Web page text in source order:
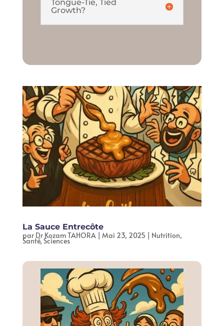
Tongue-Tie, Tied
Growth?
La Sauce Entrecôte
par Dr Kozam TAHORA| Mai 23, 2025 | Nutrition,
Santé,Sciences